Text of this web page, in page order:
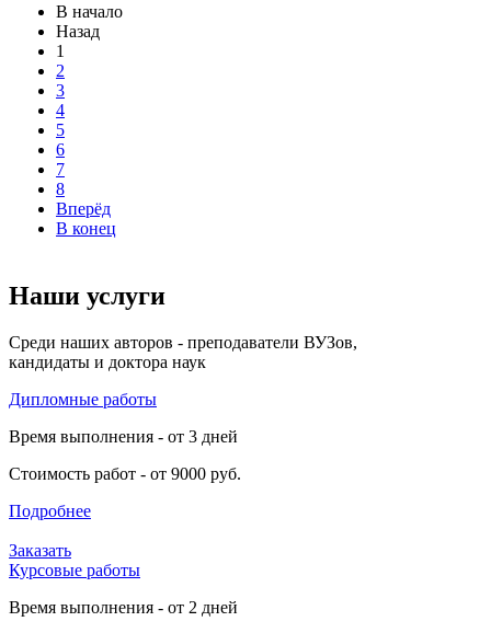
В начало
Назад
1
2
3
4
5
6
7
8
Вперёд
В конец
Наши услуги
Среди наших авторов - преподаватели ВУЗов,
кандидаты и доктора наук
Дипломные работы
Время выполнения - от 3 дней
Стоимость работ - от 9000 руб.
Подробнее
Заказать
Курсовые работы
Время выполнения - от 2 дней